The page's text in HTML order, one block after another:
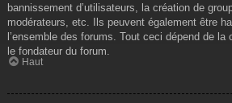
bannissement d’utilisateurs, la création de
modérateurs, etc. Ils peuvent également être
l’ensemble des forums. Tout ceci dépend de la
le fondateur du forum.
Haut